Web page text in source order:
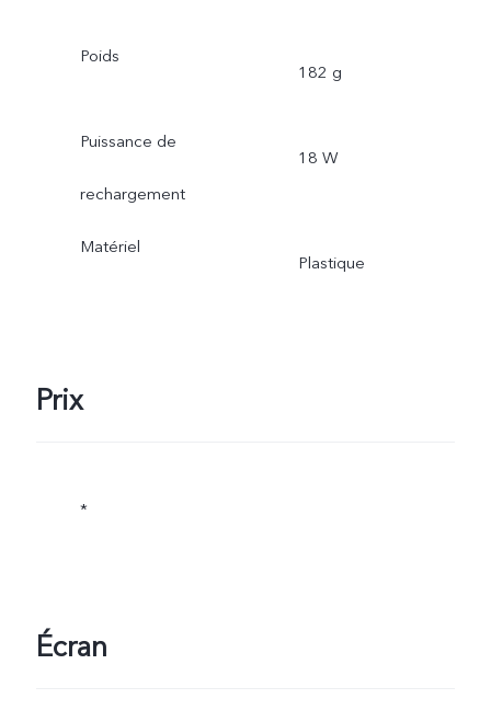
Poids
182 g
Puissance de
rechargement
18 W
Matériel
Plastique
Prix
*
Écran